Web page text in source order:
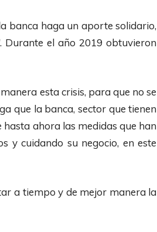
c
l
d
e
F
h
banca haga un aporte solidario,
Durante el año 2019 obtuvieron
esta crisis, para que no se
que la banca, sector que tienen
ahora las medidas que han
y cuidando su negocio, en este
a tiempo y de mejor manera la